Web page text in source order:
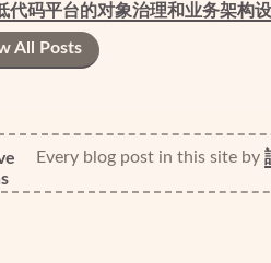
代码平台的对象治理和业务架构
All Posts
Every blog post in this site by